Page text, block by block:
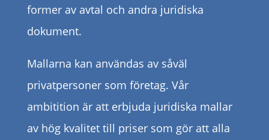
former av avtal och andra juridiska
dokument.
Mallarna kan användas av såväl
privatpersoner som företag. Vår
ambitition är att erbjuda juridiska mallar
av hög kvalitet till priser som gör att alla